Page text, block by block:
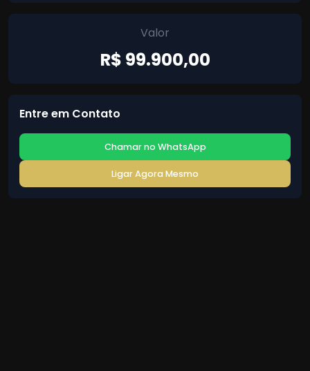
Valor
R$ 99.900,00
Entre em Contato
Chamar no WhatsApp
Ligar Agora Mesmo